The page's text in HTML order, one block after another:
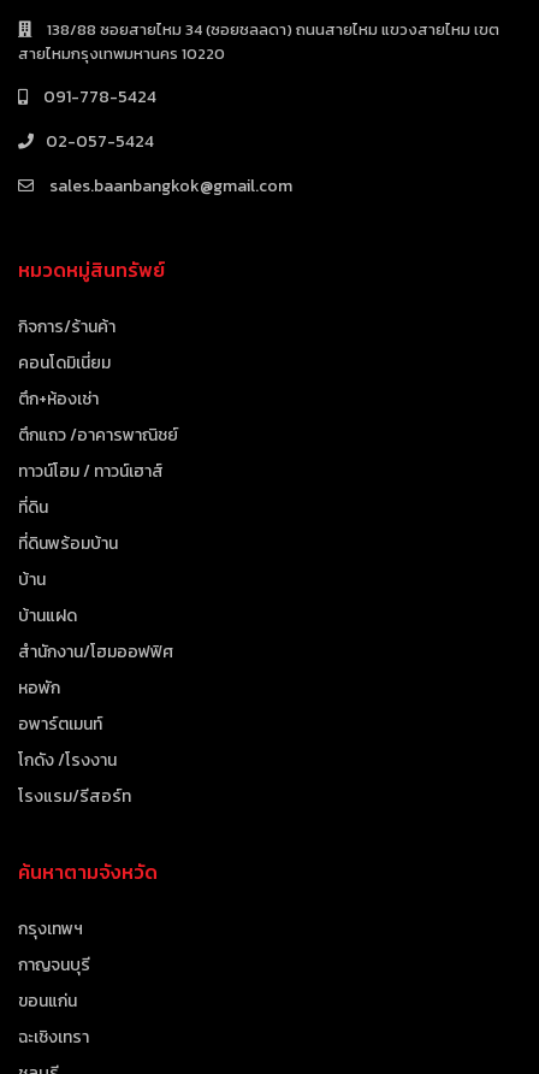
138/88 ซอยสายไหม 34 (ซอยชลลดา) ถนนสายไหม แขวงสายไหม เขต
สายไหมกรุงเทพมหานคร 10220
091-778-5424
02-057-5424
sales.baanbangkok@gmail.com
หมวดหมู่สินทรัพย์
กิจการ/ร้านค้า
คอนโดมิเนี่ยม
ตึก+ห้องเช่า
ตึกแถว /อาคารพาณิชย์
ทาวน์โฮม / ทาวน์เฮาส์
ที่ดิน
ที่ดินพร้อมบ้าน
บ้าน
บ้านแฝด
สำนักงาน/โฮมออฟฟิศ
หอพัก
อพาร์ตเมนท์
โกดัง /โรงงาน
โรงแรม/รีสอร์ท
ค้นหาตามจังหวัด
กรุงเทพฯ
กาญจนบุรี
ขอนแก่น
ฉะเชิงเทรา